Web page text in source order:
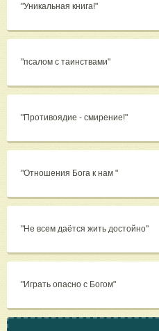
"Уникальная книга!"
"псалом с таинствами"
"Противоядие - смирение!"
"Отношения Бога к нам "
"Не всем даётся жить достойно"
"Играть опасно с Богом"